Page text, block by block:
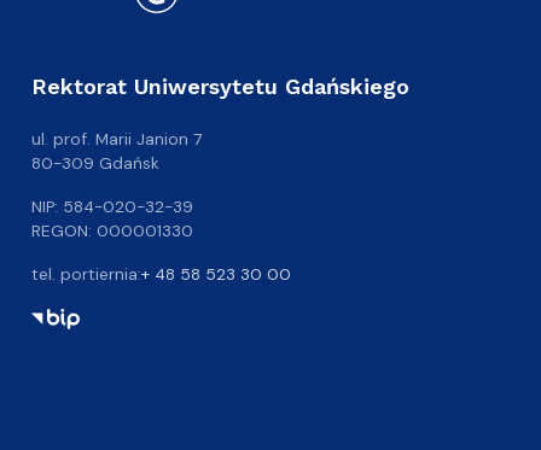
Rektorat Uniwersytetu Gdańskiego
ul. prof. Marii Janion 7
80-309 Gdańsk
NIP: 584-020-32-39
REGON: 000001330
tel. portiernia:+ 48 58 523 30 00